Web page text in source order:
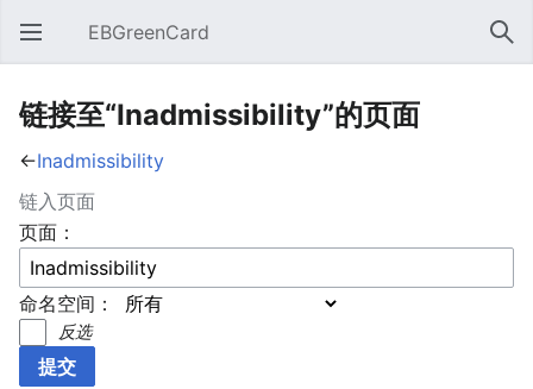
打开主菜单 EBGreenCard 搜索
链接至“Inadmissibility”的页面
←Inadmissibility
链入页面
页面：
命名空间：
反选